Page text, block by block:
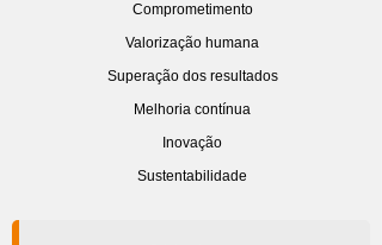
Comprometimento
Valorização humana
Superação dos resultados
Melhoria contínua
Inovação
Sustentabilidade